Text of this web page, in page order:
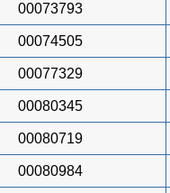
00073793
00074505
00077329
00080345
00080719
00080984